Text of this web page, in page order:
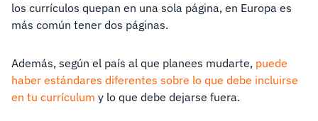
los currículos quepan en una sola página, en Europa es
más común tener dos páginas.
Además, según el país al que planees mudarte, puede
haber estándares diferentes sobre lo que debe incluirse
en tu currículum y lo que debe dejarse fuera.